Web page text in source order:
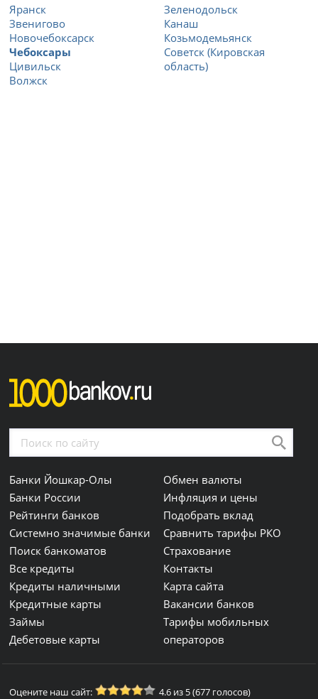
Яранск
Звенигово
Новочебоксарск
Чебоксары
Цивильск
Волжск
Зеленодольск
Канаш
Козьмодемьянск
Советск (Кировская
область)
Банки Йошкар-Олы
Банки России
Рейтинги банков
Системно значимые банки
Поиск банкоматов
Все кредиты
Кредиты наличными
Кредитные карты
Займы
Дебетовые карты
Обмен валюты
Инфляция и цены
Подобрать вклад
Сравнить тарифы РКО
Страхование
Контакты
Карта сайта
Вакансии банков
Тарифы мобильных
операторов
Оцените наш сайт: 4.6 из 5 (677 голосов)